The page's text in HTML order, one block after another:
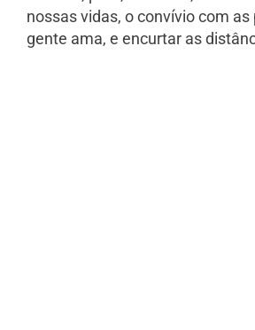
nossas vidas, o convívio com as
gente ama, e encurtar as